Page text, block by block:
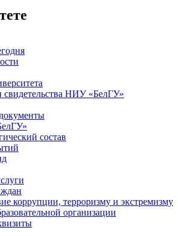
НИУ «БелГУ»
состав
коррупции, терроризму и экстремизму
организации